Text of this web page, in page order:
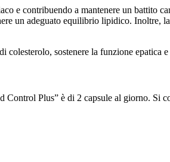
e contribuendo a mantenere un battito
un adeguato equilibrio lipidico. Inoltre,
sostenere la funzione epatica
Plus” è di 2 capsule al giorno. Si